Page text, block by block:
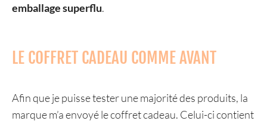
emballage superflu.
LE COFFRET CADEAU COMME AVANT
Afin que je puisse tester une majorité des produits, la
marque m’a envoyé le coffret cadeau. Celui-ci contient